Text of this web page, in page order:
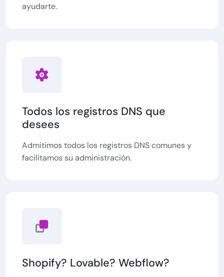
ayudarte.
Todos los registros DNS que
desees
Admitimos todos los registros DNS comunes y
facilitamos su administración.
Shopify? Lovable? Webflow?